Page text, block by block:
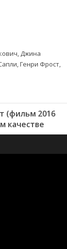
Джина
Генри Фрост,
(фильм 2016
качестве